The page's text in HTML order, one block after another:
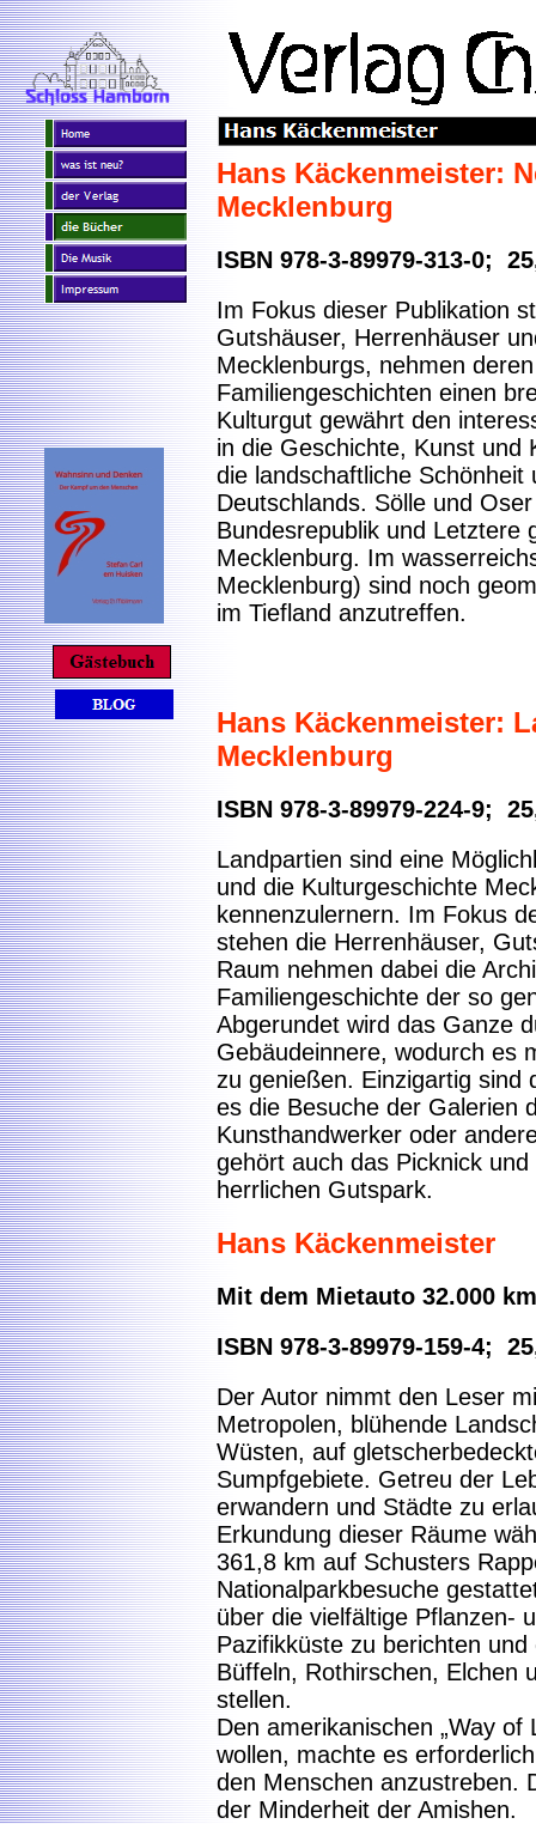
Hans Käckenmeister:
Mecklenburg
ISBN 978-3-89979-313-0;
Im Fokus dieser Publikation
Gutshäuser, Herrenhäuser
Mecklenburgs, nehmen
Familiengeschichten einen
Kulturgut gewährt den
in die Geschichte, Kunst und
die landschaftliche
Deutschlands. Sölle und
Bundesrepublik und Letztere
Mecklenburg. Im
Mecklenburg) sind noch
im Tiefland anzutreffen.
Hans Käckenmeister:
Mecklenburg
ISBN 978-3-89979-224-9;
Landpartien sind eine
und die Kulturgeschichte
kennenzulernern. Im Fokus
stehen die Herrenhäuser,
Raum nehmen dabei die
Familiengeschichte der so
Abgerundet wird das Ganze
Gebäudeinnere, wodurch es
zu genießen. Einzigartig sind
es die Besuche der Galerien
Kunsthandwerker oder
gehört auch das Picknick
herrlichen Gutspark.
Hans Käckenmeister
Mit dem Mietauto 32.000
ISBN 978-3-89979-159-4;
Der Autor nimmt den Leser
Metropolen, blühende
Wüsten, auf
Sumpfgebiete. Getreu der
erwandern und Städte zu
Erkundung dieser Räume
361,8 km auf Schusters
Nationalparkbesuche
über die vielfältige Pflanzen-
Pazifikküste zu berichten
Büffeln, Rothirschen, Elchen
stellen.
Den amerikanischen „Way of
wollen, machte es
den Menschen anzustreben.
der Minderheit der Amishen.